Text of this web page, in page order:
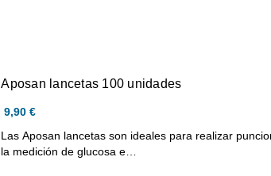
Aposan lancetas 100 unidades
9,90 €
Las Aposan lancetas son ideales para realizar
la medición de glucosa e…